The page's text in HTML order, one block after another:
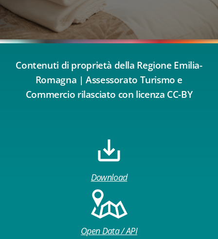
Contenuti di proprietà della Regione Emilia-
Romagna | Assessorato Turismo e
Commercio rilasciato con licenza CC-BY
Download
Open Data / API